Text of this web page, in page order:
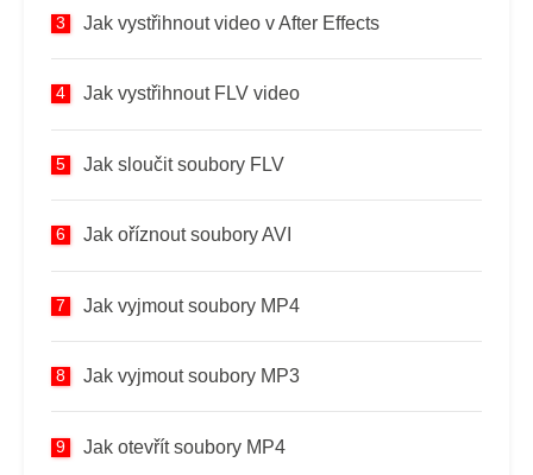
Jak vystřihnout video v After Effects
Jak vystřihnout FLV video
Jak sloučit soubory FLV
Jak oříznout soubory AVI
Jak vyjmout soubory MP4
Jak vyjmout soubory MP3
Jak otevřít soubory MP4